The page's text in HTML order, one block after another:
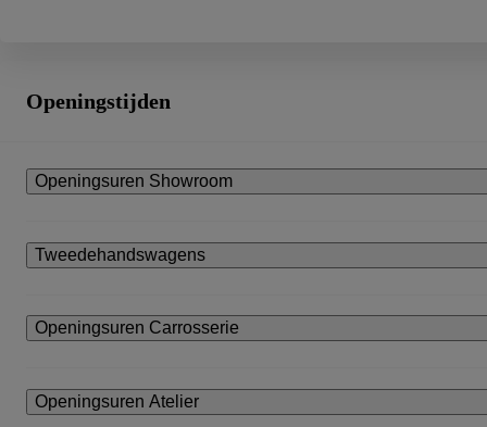
Openingstijden
Openingsuren Showroom
Tweedehandswagens
Openingsuren Carrosserie
Openingsuren Atelier